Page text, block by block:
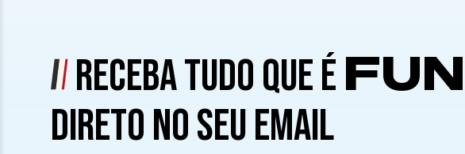
RECEBA TUDO QUE ÉFUN
DIRETO NO SEU EMAIL